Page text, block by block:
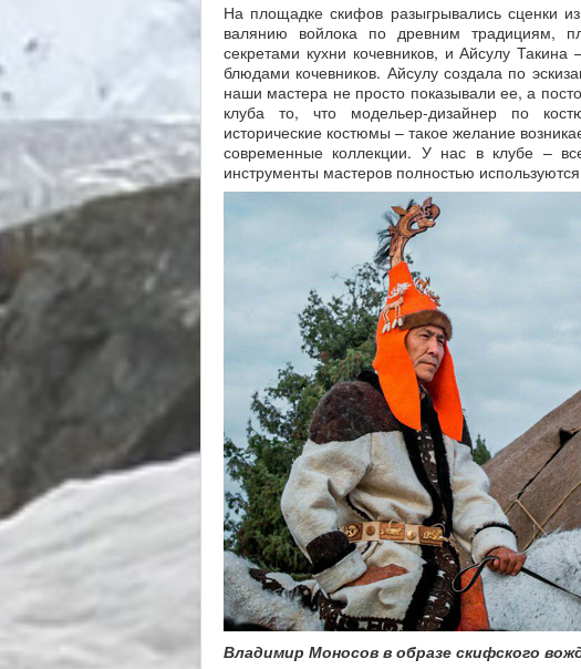
На площадке скифов разыгрывались сценки
валянию войлока по древним традициям,
секретами кухни кочевников, и Айсулу
блюдами кочевников. Айсулу создала по
наши мастера не просто показывали ее, а
клуба то, что модельер-дизайнер по
исторические костюмы – такое желание
современные коллекции. У нас в клубе –
инструменты мастеров полностью
Владимир Моносов в образе скифского